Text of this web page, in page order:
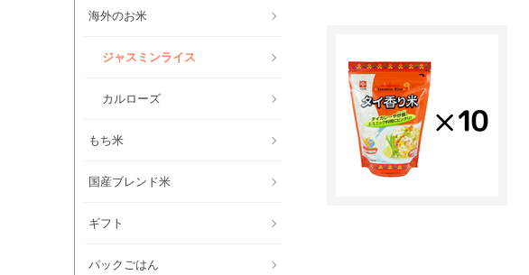
海外のお米
ジャスミンライス
カルローズ
もち米
国産ブレンド米
ギフト
パックごはん